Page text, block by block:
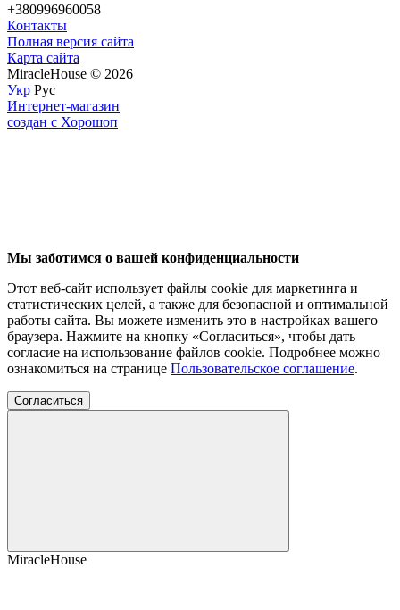
+380996960058
Контакты
Полная версия сайта
Карта сайта
MiracleHouse © 2026
Укр Рус
Интернет-магазин
создан с Хорошоп
Мы заботимся о вашей конфиденциальности
Этот веб-сайт использует файлы cookie для маркетинга и
статистических целей, а также для безопасной и оптимальной
работы сайта. Вы можете изменить это в настройках вашего
браузера. Нажмите на кнопку «Согласиться», чтобы дать
согласие на использование файлов cookie. Подробнее можно
ознакомиться на странице Пользовательское соглашение.
Согласиться
MiracleHouse